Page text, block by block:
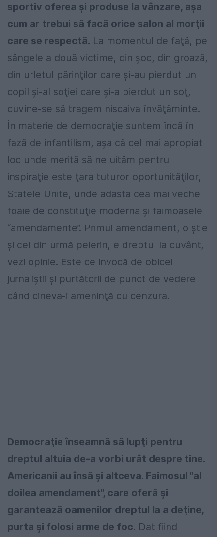
sportiv oferea şi produse la vânzare, aşa
cum ar trebui să facă orice salon al morţii
care se respectă. La momentul de faţă, pe
sângele a două victime, din şoc, din groază,
din urletul părinţilor care şi-au pierdut un
copil şi-al soţiei care şi-a pierdut un soţ,
cuvine-se să tragem niscaiva învăţăminte.
În materie de democraţie suntem încă în
fază de infantilism, aşa că cel mai apropiat
loc unde merită să ne uităm pentru
inspiraţie este ţara tuturor oportunităţilor,
Statele Unite, unde adastă cea mai veche
foaie de constituţie modernă şi faimoasele
“amendamente”. Primul amendament, o ştie
şi cel din urmă pelerin, e dreptul la cuvânt,
vezi opinie. Este ce invocă de obicei
jurnaliştii şi purtătorii de punct de vedere
când cineva-i ameninţă cu cenzura.
Democraţie înseamnă să lupţi pentru
dreptul altuia de-a vorbi urât despre tine.
Americanii au însă şi altceva. Faimosul ”al
doilea amendament”, care oferă şi
garantează oamenilor dreptul la a deţine,
purta şi folosi arme de foc. Dat fiind